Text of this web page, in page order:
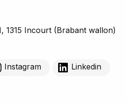
1315 Incourt (Brabant wallon)
Instagram Linkedin